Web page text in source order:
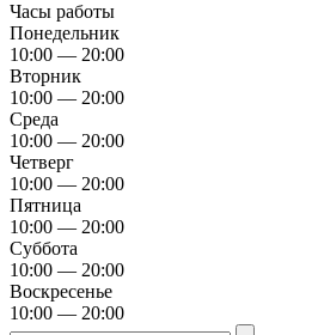
Часы работы
Понедельник
10:00 — 20:00
Вторник
10:00 — 20:00
Среда
10:00 — 20:00
Четверг
10:00 — 20:00
Пятница
10:00 — 20:00
Суббота
10:00 — 20:00
Воскресенье
10:00 — 20:00